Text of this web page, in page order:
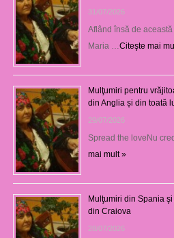
31/07/2026
Aflând însă de
Maria …Citeşte mai
Mulţumiri pentru
din Anglia și din toată
29/07/2026
Spread the loveNu
mai mult »
Mulţumiri din Spania
din Craiova
28/07/2026